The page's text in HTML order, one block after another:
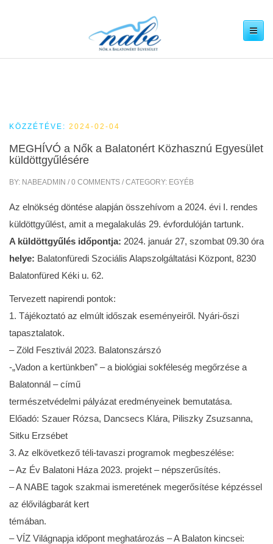
Navigáció
KÖZZÉTÉVE: 2024-02-04
MEGHÍVÓ a Nők a Balatonért Közhasznú Egyesület
küldöttgyűlésére
BY: NABEADMIN / 0 COMMENTS / CATEGORY: EGYÉB
Az elnökség döntése alapján összehívom a 2024. évi I. rendes
küldöttgyűlést, amit a megalakulás 29. évfordulóján tartunk.
A küldöttgyűlés időpontja: 2024. január 27, szombat 09.30 óra
helye: Balatonfüredi Szociális Alapszolgáltatási Központ, 8230
Balatonfüred Kéki u. 62.
Tervezett napirendi pontok:
1. Tájékoztató az elmúlt időszak eseményeiről. Nyári-őszi
tapasztalatok.
– Zöld Fesztivál 2023. Balatonszárszó
-„Vadon a kertünkben” – a biológiai sokféleség megőrzése a
Balatonnál – című
természetvédelmi pályázat eredményeinek bemutatása.
Előadó: Szauer Rózsa, Dancsecs Klára, Piliszky Zsuzsanna,
Sitku Erzsébet
3. Az elkövetkező téli-tavaszi programok megbeszélése:
– Az Év Balatoni Háza 2023. projekt – népszerűsítés.
– A NABE tagok szakmai ismeretének megerősítése képzéssel
az élővilágbarát kert
témában.
– VÍZ Világnapja időpont meghatározás – A Balaton kincsei: